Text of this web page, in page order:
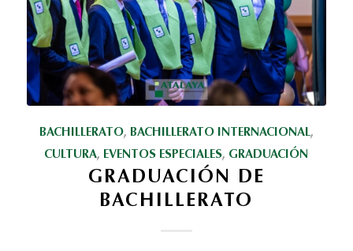
BACHILLERATO, BACHILLERATO INTERNACIONAL,
CULTURA, EVENTOS ESPECIALES, GRADUACIÓN
GRADUACIÓN DE
BACHILLERATO